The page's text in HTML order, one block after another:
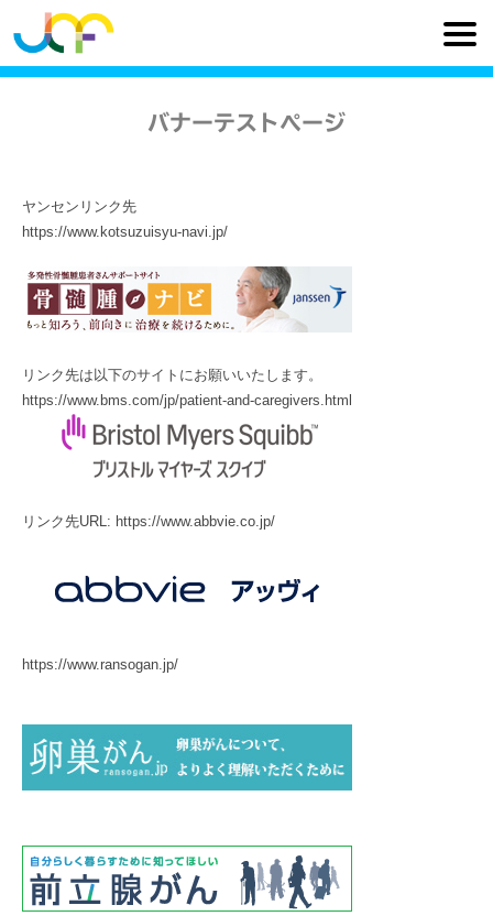
バナーテストページ
ヤンセンリンク先
https://www.kotsuzuisyu-navi.jp/
リンク先は以下のサイトにお願いいたします。
https://www.bms.com/jp/patient-and-caregivers.html
リンク先URL: https://www.abbvie.co.jp/
https://www.ransogan.jp/